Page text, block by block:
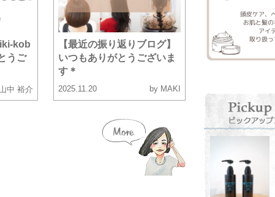
kob
うご
中 裕介
【最近の振り返りブログ】
いつもありがとうございま
す＊
2025.11.20 by MAKI